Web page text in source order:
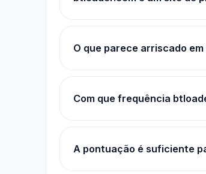
O que parece arriscado
Com que frequência
A pontuação é suficiente